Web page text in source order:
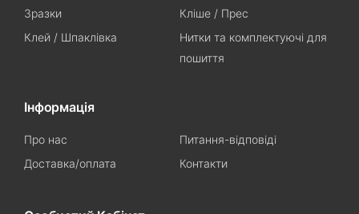
Зразки
Кліше / Прес
Клей / Шпаклівка
Нитки та комплектуючі для
пошиття
Інформація
Про нас
Питання-відповіді
Доставка/оплата
Контакти